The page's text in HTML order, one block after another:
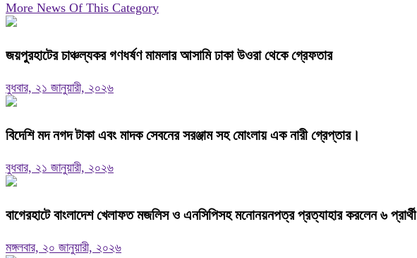
More News Of This Category
জয়পুরহাটের চাঞ্চল্যকর গণধর্ষণ মামলার আসামি ঢাকা উওরা থেকে গ্রেফতার
বুধবার, ২১ জানুয়ারী, ২০২৬
বিদেশি মদ নগদ টাকা এবং মাদক সেবনের সরঞ্জাম সহ মোংলায় এক নারী গ্রেপ্তার।
বুধবার, ২১ জানুয়ারী, ২০২৬
বাগেরহাটে বাংলাদেশ খেলাফত মজলিস ও এনসিপিসহ মনোনয়নপত্র প্রত্যাহার করলেন ৬ প্রার্থী
মঙ্গলবার, ২০ জানুয়ারী, ২০২৬